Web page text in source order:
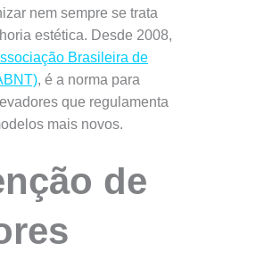
nem sempre se trata
estética. Desde 2008,
Brasileira de
, é a norma para
que regulamenta
mais novos.
de